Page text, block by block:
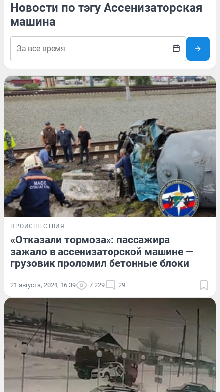
Новости по тэгу Ассенизаторская
машина
ПРОИСШЕСТВИЯ
«Отказали тормоза»: пассажира
зажало в ассенизаторской машине —
грузовик проломил бетонные блоки
21 августа, 2024, 16:39 7 229 29